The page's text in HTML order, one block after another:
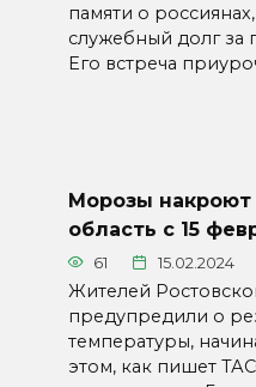
памяти о
служебный долг за
Его встреча
Морозы накроют
область с 15
61 15.02.2024
Жителей
предупредили о
температуры,
этом, как пишет